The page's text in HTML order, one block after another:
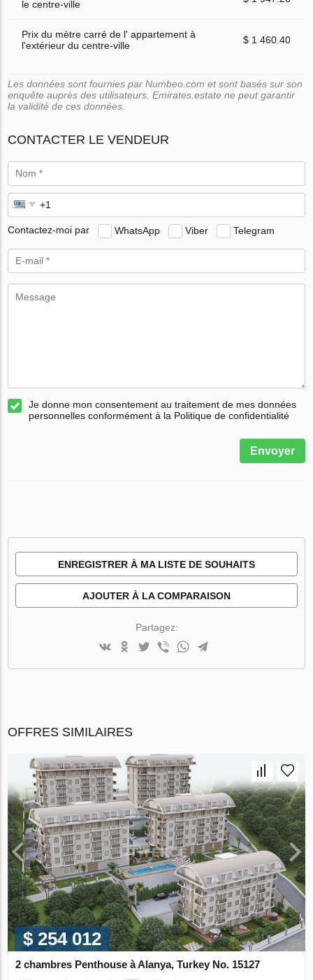
le centre-ville
Prix du mètre carré de l' appartement à
l'extérieur du centre-ville
$ 1 460.40
Les données sont fournies par Numbeo.com et sont basés sur son
enquête auprès des utilisateurs. Emirates.estate ne peut garantir
la validité de ces données.
CONTACTER LE VENDEUR
Contactez-moi par WhatsApp Viber Telegram
Je donne mon consentement au traitement de mes données
personnelles conformément à la Politique de confidentialité
Envoyer
ENREGISTRER À MA LISTE DE SOUHAITS
AJOUTER À LA COMPARAISON
Partagez:
OFFRES SIMILAIRES
$ 254 012
2 chambres Penthouse à Alanya, Turkey No. 15127